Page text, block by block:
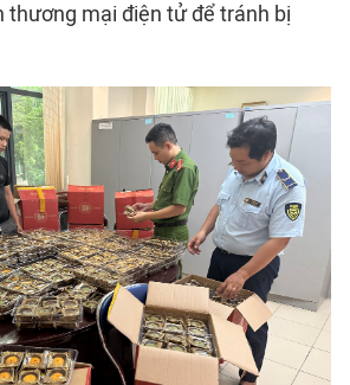
thương mại điện tử để tránh bị